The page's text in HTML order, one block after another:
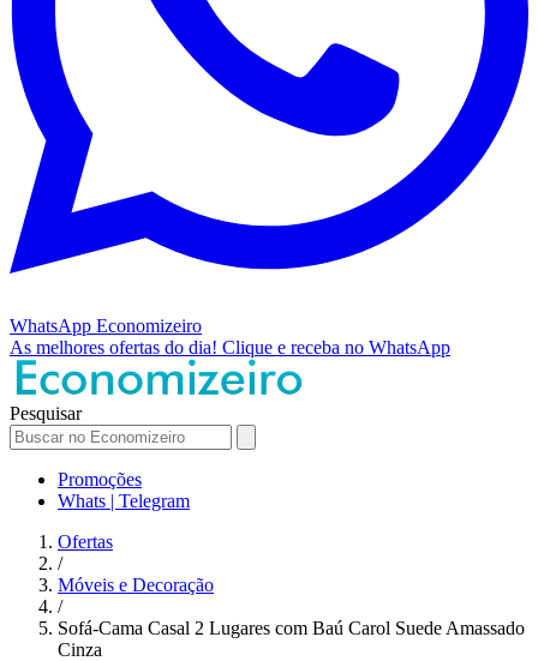
WhatsApp Economizeiro
As melhores ofertas do dia! Clique e receba no WhatsApp
Pesquisar
Promoções
Whats | Telegram
Ofertas
/
Móveis e Decoração
/
Sofá-Cama Casal 2 Lugares com Baú Carol Suede Amassado
Cinza